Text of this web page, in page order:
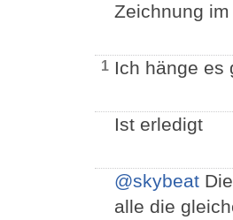
Zeichnung
1 Ich hänge es
Ist erledigt
@skybeat
alle die